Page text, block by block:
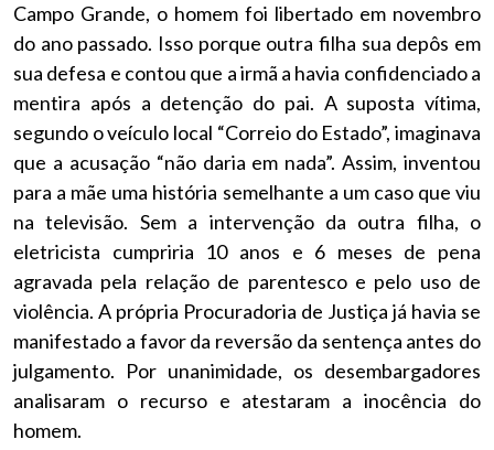
Campo Grande, o homem foi libertado em novembro
do ano passado. Isso porque outra filha sua depôs em
sua defesa e contou que a irmã a havia confidenciado a
mentira após a detenção do pai. A suposta vítima,
segundo o veículo local “Correio do Estado”, imaginava
que a acusação “não daria em nada”. Assim, inventou
para a mãe uma história semelhante a um caso que viu
na televisão. Sem a intervenção da outra filha, o
eletricista cumpriria 10 anos e 6 meses de pena
agravada pela relação de parentesco e pelo uso de
violência. A própria Procuradoria de Justiça já havia se
manifestado a favor da reversão da sentença antes do
julgamento. Por unanimidade, os desembargadores
analisaram o recurso e atestaram a inocência do
homem.